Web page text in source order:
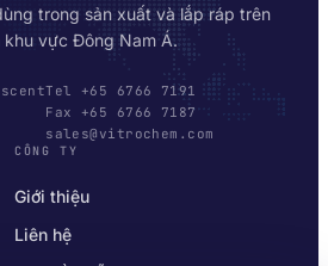
trong sản xuất và lắp ráp trên
khu vực Đông Nam Á.
Tel +65 6766 7191
Fax +65 6766 7187
sales@vitrochem.com
CÔNG TY
Giới thiệu
Liên hệ